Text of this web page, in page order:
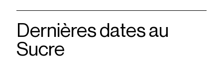
Dernières dates au
Sucre